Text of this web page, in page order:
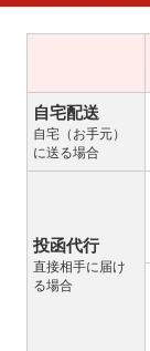
自宅配送
自宅（お手元）
に送る場合
投函代行
直接相手に届け
る場合